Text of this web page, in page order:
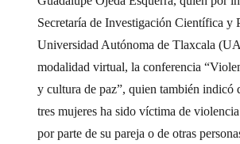
Secretaría de Investigación Científica y
Universidad Autónoma de Tlaxcala
modalidad virtual, la conferencia
y cultura de paz”, quien también indicó
tres mujeres ha sido víctima de
por parte de su pareja o de otras